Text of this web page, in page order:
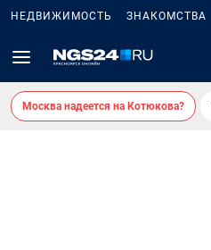
НЕДВИЖИМОСТЬ ЗНАКОМСТВА
Москва надеется на Котюкова?